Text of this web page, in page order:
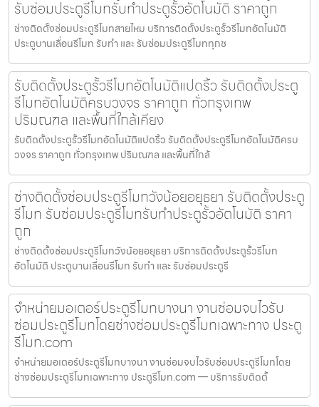
รับซ่อมประตูรีโมทรับทำประตูรั้วอัตโนมัติ ราคาถูก
ช่างติดตั้งซ่อมประตูรีโมทสายไหม บริการติดตั้งประตูรั้วรีโมทอัตโนมัติ
ประตูบานเลื่อนรีโมท รับทำ และ รับซ่อมประตูรีโมททุกช
รับติดตั้งประตูรั้วรีโมทอัตโนมัติแปดริ้ว รับติดตั้งประตู
รีโมทอัตโนมัติครบวงจร ราคาถูก ทั่วกรุงเทพ
ปริมณฑล และพื้นที่ใกล้เคียง
รับติดตั้งประตูรั้วรีโมทอัตโนมัติแปดริ้ว รับติดตั้งประตูรีโมทอัตโนมัติครบ
วงจร ราคาถูก ทั่วกรุงเทพ ปริมณฑล และพื้นที่ใกล้
ช่างติดตั้งซ่อมประตูรีโมทวังน้อยอยุธยา รับติดตั้งประตู
รีโมท รับซ่อมประตูรีโมทรับทำประตูรั้วอัตโนมัติ ราคา
ถูก
ช่างติดตั้งซ่อมประตูรีโมทวังน้อยอยุธยา บริการติดตั้งประตูรั้วรีโมท
อัตโนมัติ ประตูบานเลื่อนรีโมท รับทำ และ รับซ่อมประตูรี
จำหน่ายมอเตอร์ประตูรีโมทบางนา งานซ่อมจบไวรับ
ซ่อมประตูรีโมทโดยช่างซ่อมประตูรีโมทเฉพาะทาง ประตู
รีโมท.com
จำหน่ายมอเตอร์ประตูรีโมทบางนา งานซ่อมจบไวรับซ่อมประตูรีโมทโดย
ช่างซ่อมประตูรีโมทเฉพาะทาง ประตูรีโมท.com — บริการรับติดตั้